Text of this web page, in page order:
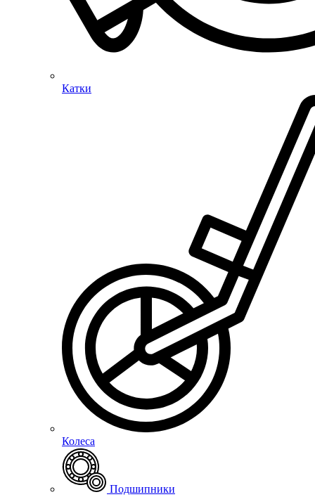
Катки
Колеса
Подшипники